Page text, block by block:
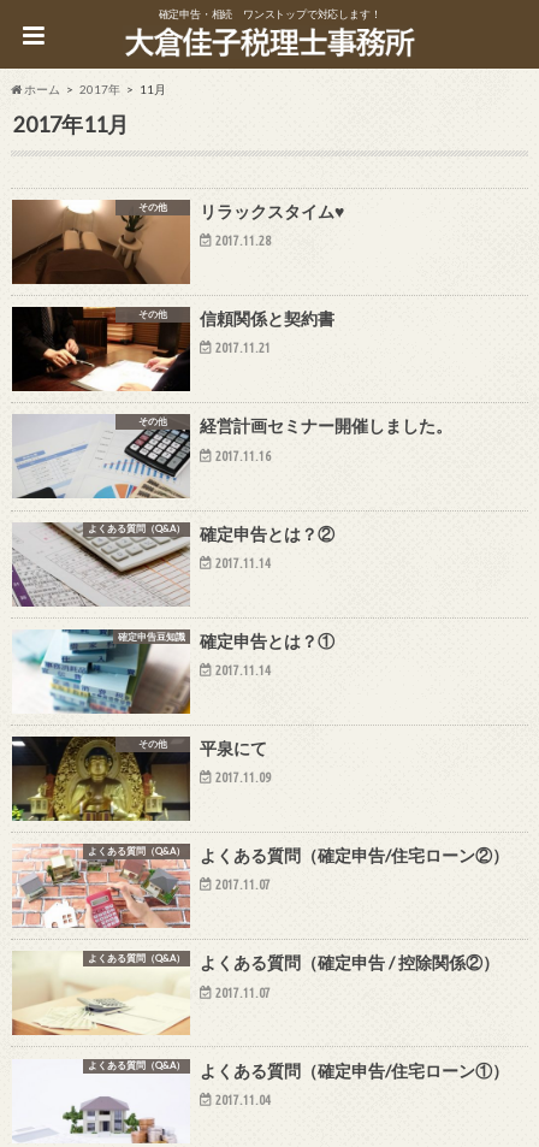
確定申告・相続 ワンストップで対応します！
ホーム 2017年 11月
2017年11月
その他 リラックスタイム♥
2017.11.28
その他 信頼関係と契約書
2017.11.21
その他 経営計画セミナー開催しました。
2017.11.16
よくある質問（Q&A） 確定申告とは？②
2017.11.14
確定申告豆知識 確定申告とは？①
2017.11.14
その他 平泉にて
2017.11.09
よくある質問（Q&A） よくある質問（確定申告/住宅ローン②）
2017.11.07
よくある質問（Q&A） よくある質問（確定申告 / 控除関係②）
2017.11.07
よくある質問（Q&A） よくある質問（確定申告/住宅ローン①）
2017.11.04